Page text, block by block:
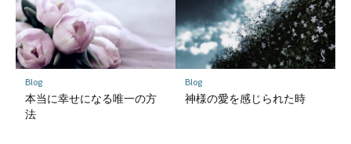
Blog
本当に幸せになる唯一の方
法
Blog
神様の愛を感じられた時